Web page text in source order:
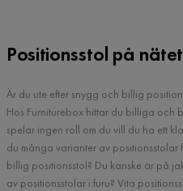
Positionsstol på nätet
Är du ute efter snygg och billig
Hos Furniturebox hittar du billiga och
spelar ingen roll om du vill du ha ett
du många varianter av positionsstolar
billig positionsstol? Du kanske är på
av positionsstolar i furu? Vita